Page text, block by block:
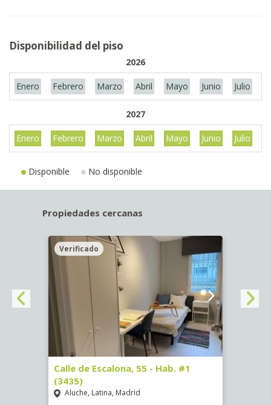
Disponibilidad del piso
2026
Enero Febrero Marzo Abril Mayo Junio Julio
2027
Enero Febrero Marzo Abril Mayo Junio Julio
Disponible No disponible
Propiedades cercanas
Verificado
Calle de Escalona, 55 - Hab. #1
(3435)
Aluche, Latina, Madrid